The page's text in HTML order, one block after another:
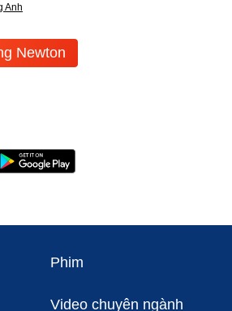
Anh
Newton
Phim
Video chuyên ngành